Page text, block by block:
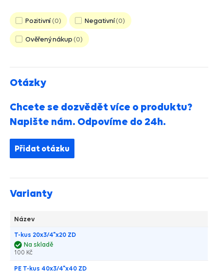
Pozitivní 0 Negativní 0
Ověřený nákup 0
Otázky
Chcete se dozvědět více o produktu?
Napište nám. Odpovíme do 24h.
Přidat otázku
Varianty
Název
T-kus 20x3/4"x20 ZD
Na skladě
100 Kč
PE T-kus 40x3/4"x40 ZD